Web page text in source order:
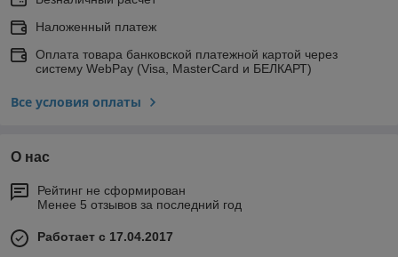
Наложенный платеж
Оплата товара банковской платежной картой через
систему WebPay (Visa, MasterCard и БЕЛКАРТ)
Все условия оплаты
О нас
Рейтинг не сформирован
Менее 5 отзывов за последний год
Работает с 17.04.2017